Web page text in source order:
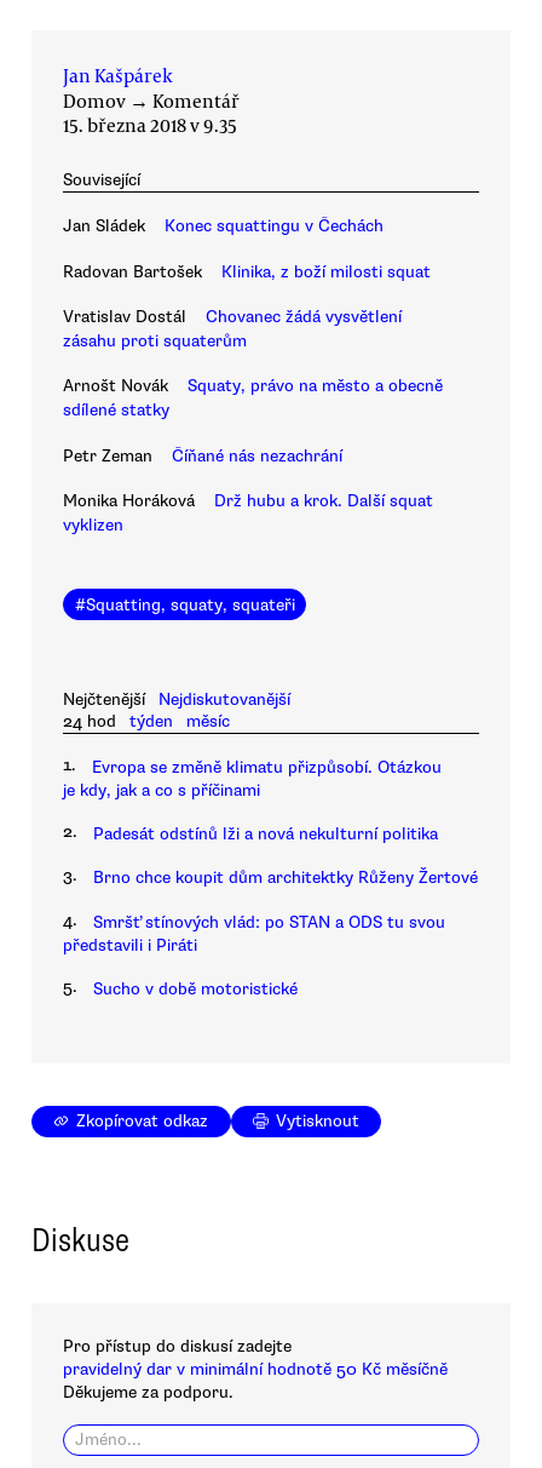
Jan Kašpárek
Domov → Komentář
15. března 2018 v 9.35
Související
Jan Sládek Konec squattingu v Čechách
Radovan Bartošek Klinika, z boží milosti squat
Vratislav Dostál
Chovanec žádá vysvětlení
zásahu proti squaterům
Arnošt Novák
Squaty, právo na město a obecně
sdílené statky
Petr Zeman Číňané nás nezachrání
Monika Horáková
Drž hubu a krok. Další squat
vyklizen
#Squatting, squaty, squateři
Nejčtenější
Nejdiskutovanější
24 hod
týden měsíc
1.
Evropa se změně klimatu přizpůsobí. Otázkou
je kdy, jak a co s příčinami
2. Padesát odstínů lži a nová nekulturní politika
3. Brno chce koupit dům architektky Růženy Žertové
4.
Smršť stínových vlád: po STAN a ODS tu svou
představili i Piráti
5. Sucho v době motoristické
Zkopírovat odkaz Vytisknout
Diskuse
Pro přístup do diskusí zadejte
pravidelný dar v minimální hodnotě 50 Kč měsíčně
Děkujeme za podporu.